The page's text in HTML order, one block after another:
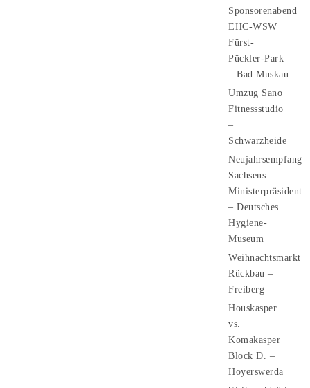
Sponsorenabend
EHC-WSW
Fürst-
Pückler-Park
– Bad Muskau
Umzug Sano
Fitnessstudio
–
Schwarzheide
Neujahrsempfang
Sachsens
Ministerpräsident
– Deutsches
Hygiene-
Museum
Weihnachtsmarkt
Rückbau –
Freiberg
Houskasper
vs.
Komakasper
Block D. –
Hoyerswerda